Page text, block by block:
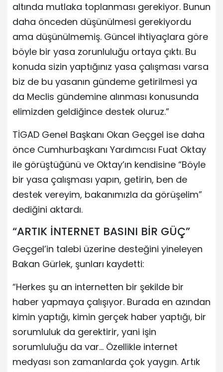
altında mutlaka toplanması gerekiyor. Bunun
daha önceden düşünülmesi gerekiyordu
ama düşünülmemiş. Güncel ihtiyaçlara göre
böyle bir yasa zorunluluğu ortaya çıktı. Bu
konuda sizin yaptığınız yasa çalışması varsa
biz de bu yasanın gündeme getirilmesi ya
da Meclis gündemine alınması konusunda
elimizden geldiğince destek oluruz.”
TİGAD Genel Başkanı Okan Geçgel ise daha
önce Cumhurbaşkanı Yardımcısı Fuat Oktay
ile görüştüğünü ve Oktay’ın kendisine “Böyle
bir yasa çalışması yapın, getirin, ben de
destek vereyim, bakanımızla da görüşelim”
dediğini aktardı.
“ARTIK İNTERNET BASINI BİR GÜÇ”
Geçgel’in talebi üzerine desteğini yineleyen
Bakan Gürlek, şunları kaydetti:
“Herkes şu an internetten bir şekilde bir
haber yapmaya çalışıyor. Burada en azından
kimin yaptığı, kimin gerçek haber yaptığı, bir
sorumluluk da gerektirir, yani işin
sorumluluğu da var… Özellikle internet
medyası son zamanlarda çok yaygın. Artık